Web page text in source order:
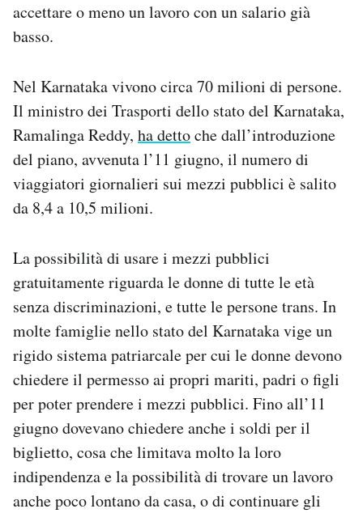
accettare o meno un lavoro con un salario già
basso.
Nel Karnataka vivono circa 70 milioni di persone.
Il ministro dei Trasporti dello stato del Karnataka,
Ramalinga Reddy, ha dettoche dall’introduzione
del piano, avvenuta l’11 giugno, il numero di
viaggiatori giornalieri sui mezzi pubblici è salito
da 8,4 a 10,5 milioni.
La possibilità di usare i mezzi pubblici
gratuitamente riguarda le donne di tutte le età
senza discriminazioni, e tutte le persone trans. In
molte famiglie nello stato del Karnataka vige un
rigido sistema patriarcale per cui le donne devono
chiedere il permesso ai propri mariti, padri o figli
per poter prendere i mezzi pubblici. Fino all’11
giugno dovevano chiedere anche i soldi per il
biglietto, cosa che limitava molto la loro
indipendenza e la possibilità di trovare un lavoro
anche poco lontano da casa, o di continuare gli